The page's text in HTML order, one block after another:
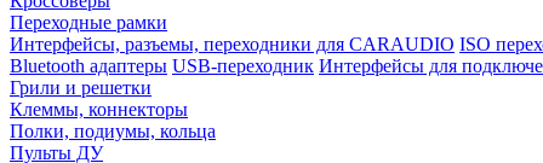
Переходные рамки
Интерфейсы, разъемы, переходники для CARAUDIO ISO
Bluetooth адаптеры USB-переходник Интерфейсы для
Грили и решетки
Клеммы, коннекторы
Полки, подиумы, кольца
Пульты ДУ